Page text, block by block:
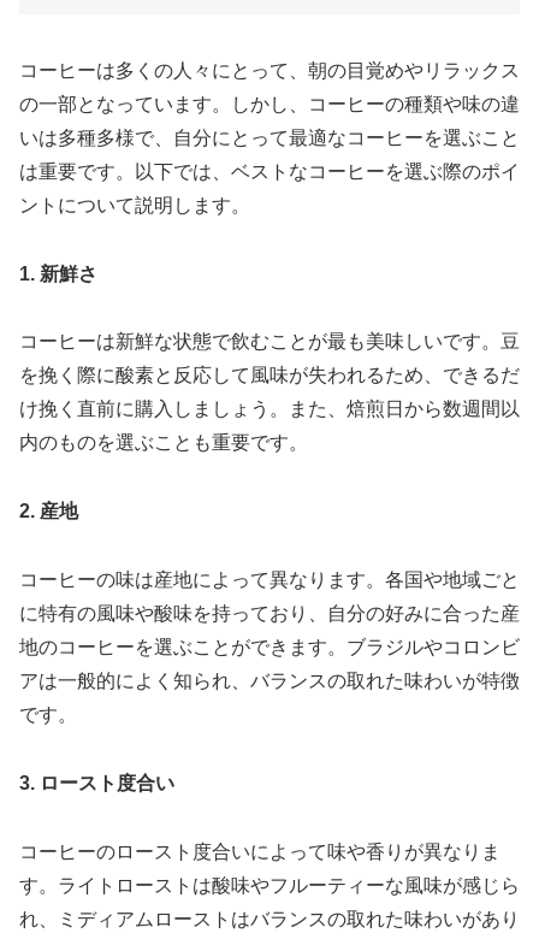
コーヒーは多くの人々にとって、朝の目覚めやリラックス
の一部となっています。しかし、コーヒーの種類や味の違
いは多種多様で、自分にとって最適なコーヒーを選ぶこと
は重要です。以下では、ベストなコーヒーを選ぶ際のポイ
ントについて説明します。
1. 新鮮さ
コーヒーは新鮮な状態で飲むことが最も美味しいです。豆
を挽く際に酸素と反応して風味が失われるため、できるだ
け挽く直前に購入しましょう。また、焙煎日から数週間以
内のものを選ぶことも重要です。
2. 産地
コーヒーの味は産地によって異なります。各国や地域ごと
に特有の風味や酸味を持っており、自分の好みに合った産
地のコーヒーを選ぶことができます。ブラジルやコロンビ
アは一般的によく知られ、バランスの取れた味わいが特徴
です。
3. ロースト度合い
コーヒーのロースト度合いによって味や香りが異なりま
す。ライトローストは酸味やフルーティーな風味が感じら
れ、ミディアムローストはバランスの取れた味わいがあり